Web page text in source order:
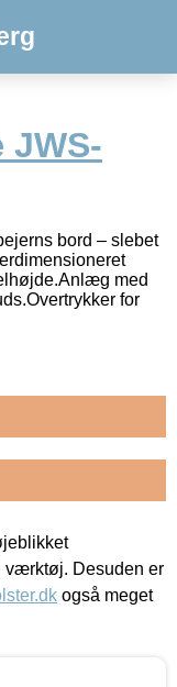
bord – slebet
med
for
værktøj. Desuden er
også meget